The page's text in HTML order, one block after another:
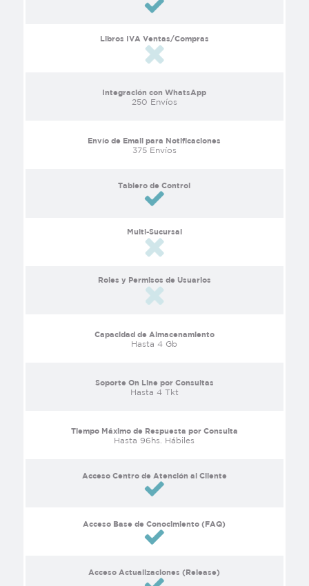
Libros IVA Ventas/Compras
Integración con WhatsApp
250 Envíos
Envío de Email para Notificaciones
375 Envíos
Tablero de Control
Multi-Sucursal
Roles y Permisos de Usuarios
Capacidad de Almacenamiento
Hasta 4 Gb
Soporte On Line por Consultas
Hasta 4 Tkt
Tiempo Máximo de Respuesta por Consulta
Hasta 96hs. Hábiles
Acceso Centro de Atención al Cliente
Acceso Base de Conocimiento (FAQ)
Acceso Actualizaciones (Release)